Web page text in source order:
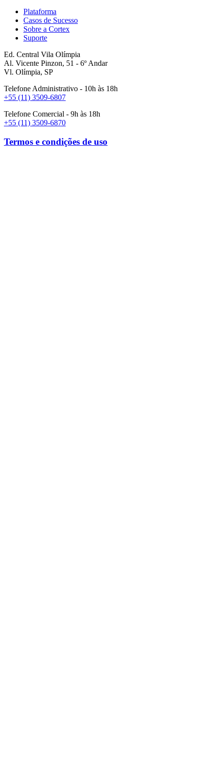
Plataforma
Casos de Sucesso
Sobre a Cortex
Suporte
Ed. Central Vila Olímpia
Al. Vicente Pinzon, 51 - 6º Andar
Vl. Olímpia, SP
Telefone Administrativo - 10h às 18h
+55 (11) 3509-6807
Telefone Comercial - 9h às 18h
+55 (11) 3509-6870
Termos e condições de uso